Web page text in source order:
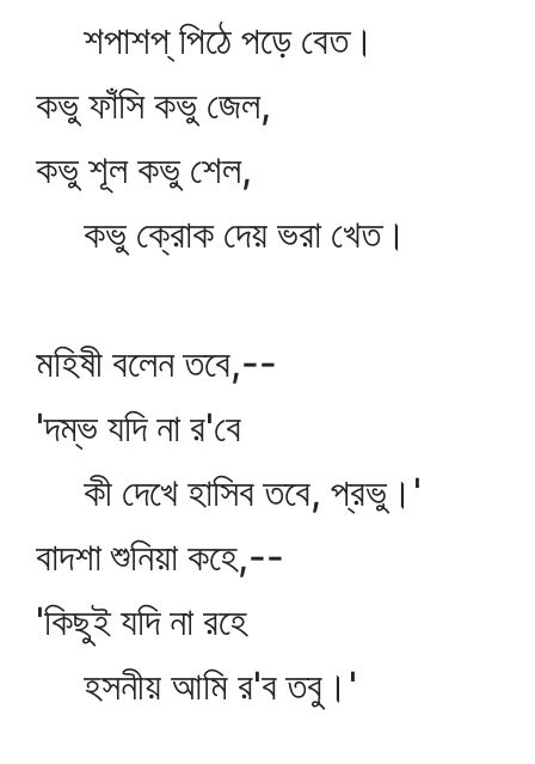
শপাশপ্‌ পিঠে পড়ে বেত।
কভু ফাঁসি কভু জেল,
কভু শূল কভু শেল,
কভু ক্রোক দেয় ভরা খেত।
মহিষী বলেন তবে,--
'দম্ভ যদি না র'বে
কী দেখে হাসিব তবে, প্রভু।'
বাদশা শুনিয়া কহে,--
'কিছুই যদি না রহে
হসনীয় আমি র'ব তবু।'